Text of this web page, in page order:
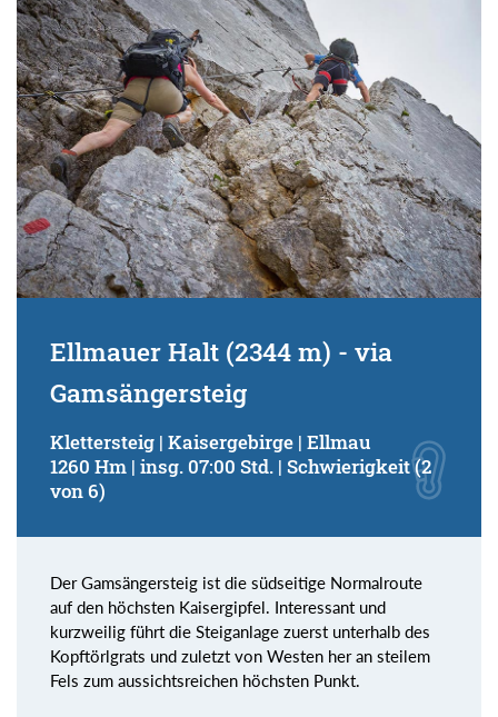
Ellmauer Halt (2344 m) - via
Gamsängersteig
Klettersteig | Kaisergebirge | Ellmau
1260 Hm | insg. 07:00 Std. | Schwierigkeit (2
von 6)
Der Gamsängersteig ist die südseitige Normalroute
auf den höchsten Kaisergipfel. Interessant und
kurzweilig führt die Steiganlage zuerst unterhalb des
Kopftörlgrats und zuletzt von Westen her an steilem
Fels zum aussichtsreichen höchsten Punkt.